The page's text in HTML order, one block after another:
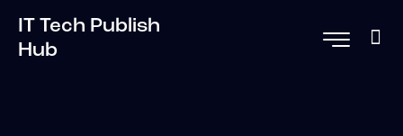
IT Tech Publish
Hub